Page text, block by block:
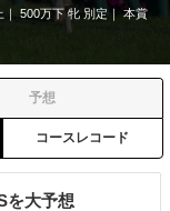
500万下 牝 別定
本賞
予想
コースレコード
を大予想